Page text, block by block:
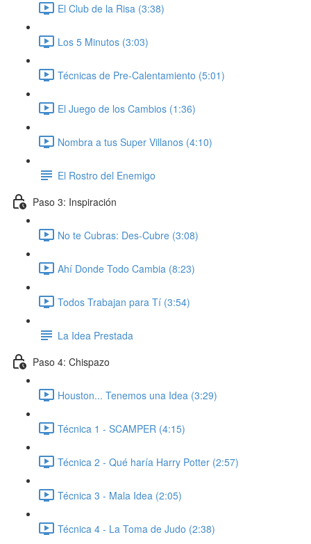
El Club de la Risa (3:38)
Los 5 Minutos (3:03)
Técnicas de Pre-Calentamiento (5:01)
El Juego de los Cambios (1:36)
Nombra a tus Super Villanos (4:10)
El Rostro del Enemigo
Paso 3: Inspiración
No te Cubras: Des-Cubre (3:08)
Ahí Donde Todo Cambia (8:23)
Todos Trabajan para Tí (3:54)
La Idea Prestada
Paso 4: Chispazo
Houston... Tenemos una Idea (3:29)
Técnica 1 - SCAMPER (4:15)
Técnica 2 - Qué haría Harry Potter (2:57)
Técnica 3 - Mala Idea (2:05)
Técnica 4 - La Toma de Judo (2:38)